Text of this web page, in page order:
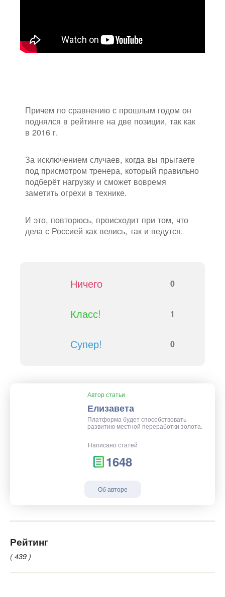
Причем по сравнению с прошлым годом он
поднялся в рейтинге на две позиции, так как
в 2016 г.
За исключением случаев, когда вы прыгаете
под присмотром тренера, который правильно
подберёт нагрузку и сможет вовремя
заметить огрехи в технике.
И это, повторюсь, происходит при том, что
дела с Россией как велись, так и ведутся.
Ничего 0
Класс! 1
Супер! 0
Автор статьи
Елизавета
Платформа будет способствовать
развитию местной переработки золота.
Написано статей
1648
Об авторе
Рейтинг
( 439 )